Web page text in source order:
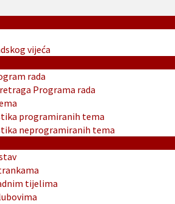
vijeća
rada
Programa rada
programiranih tema
neprogramiranih tema
tijelima